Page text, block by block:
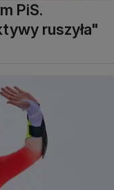
PiS.
ruszyła"